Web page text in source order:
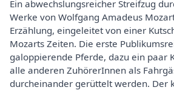
Ein abwechslungsreicher Streifzug
Werke von Wolfgang Amadeus
Erzählung, eingeleitet von einer
Mozarts Zeiten. Die erste
galoppierende Pferde, dazu ein paar
alle anderen ZuhörerInnen als
durcheinander gerüttelt werden. Der